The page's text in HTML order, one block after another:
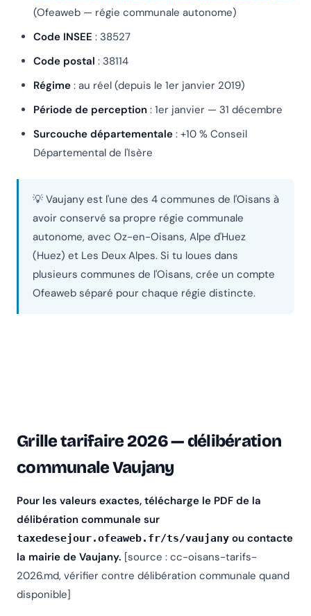
(Ofeaweb — régie communale autonome)
Code INSEE : 38527
Code postal : 38114
Régime : au réel (depuis le 1er janvier 2019)
Période de perception : 1er janvier — 31 décembre
Surcouche départementale : +10 % Conseil
Départemental de l'Isère
💡 Vaujany est l'une des 4 communes de l'Oisans à
avoir conservé sa propre régie communale
autonome, avec Oz-en-Oisans, Alpe d'Huez
(Huez) et Les Deux Alpes. Si tu loues dans
plusieurs communes de l'Oisans, crée un compte
Ofeaweb séparé pour chaque régie distincte.
Grille tarifaire 2026 — délibération
communale Vaujany
Pour les valeurs exactes, télécharge le PDF de la
délibération communale sur
taxedesejour.ofeaweb.fr/ts/vaujany ou contacte
la mairie de Vaujany. [source : cc-oisans-tarifs-
2026.md, vérifier contre délibération communale quand
disponible]